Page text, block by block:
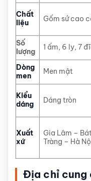
Chất
liệu
Gốm sứ cao
Số
lượng
1 ấm, 6 ly, 7
Dòng
men
Men mật
Kiểu
dáng
Dáng tròn
Xuất
xứ
Gia Lâm –
Tràng – Hà
Địa chỉ cung